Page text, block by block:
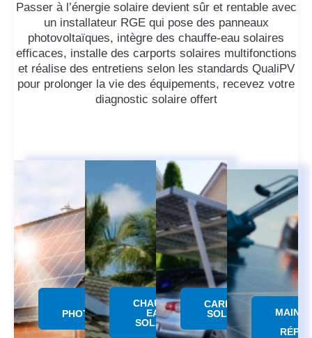
Passer à l’énergie solaire devient sûr et rentable avec
un installateur RGE qui pose des panneaux
photovoltaïques, intègre des chauffe-eau solaires
efficaces, installe des carports solaires multifonctions
et réalise des entretiens selon les standards QualiPV
pour prolonger la vie des équipements, recevez votre
diagnostic solaire offert
PANNEAU
PHOTOVOLTAÏQUE
CHAUFFE
EAU
SOLAIRE
CARPORT
SOLAIRE